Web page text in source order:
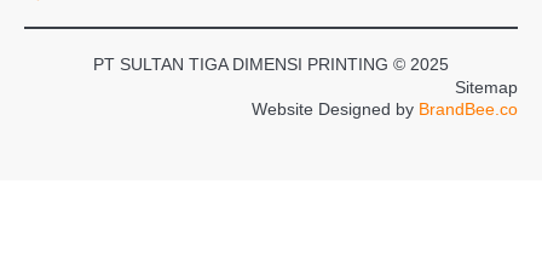
PT SULTAN TIGA DIMENSI PRINTING © 2025
Sitemap
Website Designed by BrandBee.co